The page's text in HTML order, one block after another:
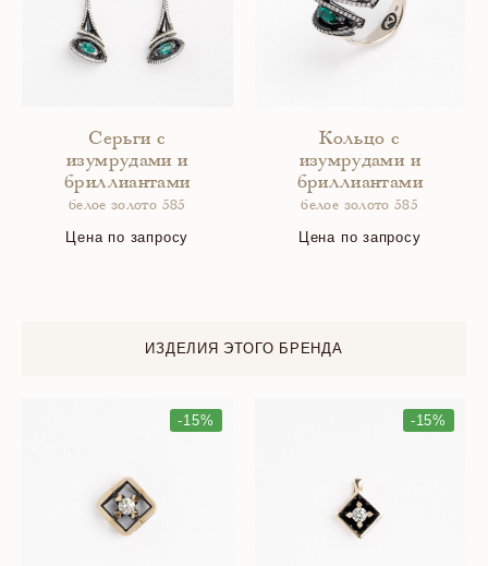
Серьги с
изумрудами и
бриллиантами
белое золото 585
Цена по запросу
Кольцо с
изумрудами и
бриллиантами
белое золото 585
Цена по запросу
ИЗДЕЛИЯ ЭТОГО БРЕНДА
-15% -15%